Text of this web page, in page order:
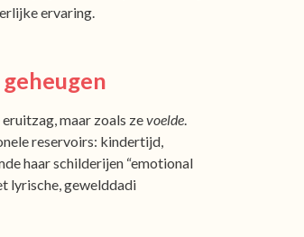
ervaring.
maar zoals zevoelde
reservoirs: kindertijd,
haar schilderijen “emotional
lyrische, gewelddadi